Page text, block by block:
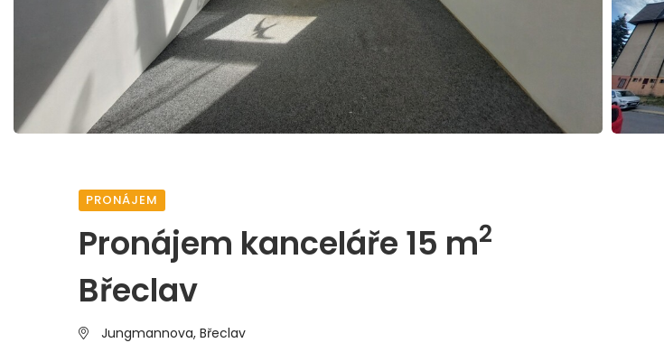
PRONÁJEM
Pronájem kanceláře 15 m2
Břeclav
Jungmannova, Břeclav